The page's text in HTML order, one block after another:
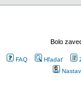
Bolo
FAQ Hľadať